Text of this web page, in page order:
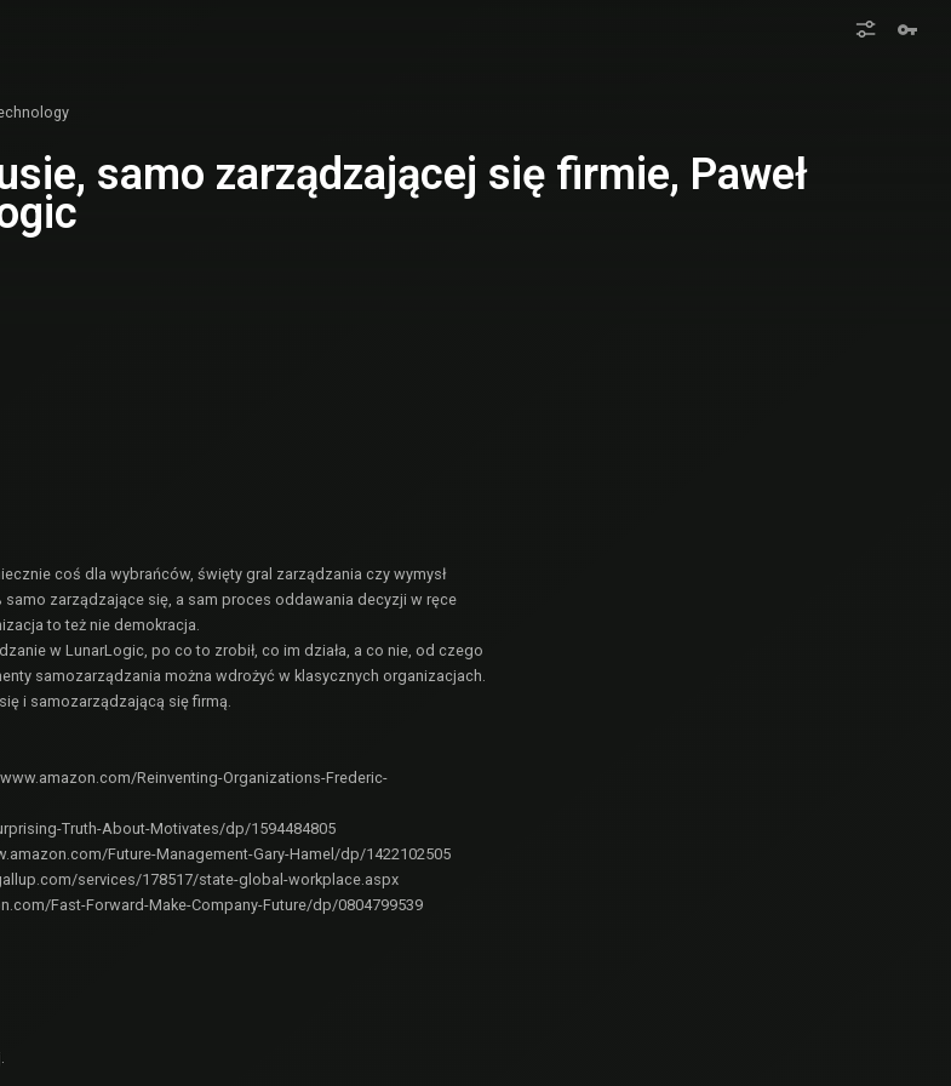
samo zarządzającej się firmie, Paweł
coś dla wybrańców, święty gral zarządzania czy wymysł
zarządzające się, a sam proces oddawania decyzji w ręce
to też nie demokracja.
w LunarLogic, po co to zrobił, co im działa, a co nie, od czego
samozarządzania można wdrożyć w klasycznych organizacjach.
i samozarządzającą się firmą.
Reinventing-Organizations-Frederic-
Truth-About-Motivates/dp/1594484805
Future-Management-Gary-Hamel/dp/1422102505
services/178517/state-global-workplace.aspx
Fast-Forward-Make-Company-Future/dp/0804799539